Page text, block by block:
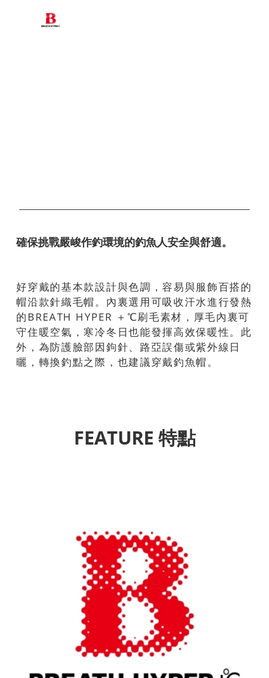
確保挑戰嚴峻作釣環境的釣魚人安全與舒適。
好穿戴的基本款設計與色調，容易與服飾百搭的
帽沿款針織毛帽。內裏選用可吸收汗水進行發熱
的BREATH HYPER ＋℃刷毛素材，厚毛內裏可
守住暖空氣，寒冷冬日也能發揮高效保暖性。此
外，為防護臉部因鉤針、路亞誤傷或紫外線日
曬，轉換釣點之際，也建議穿戴釣魚帽。
FEATURE 特點